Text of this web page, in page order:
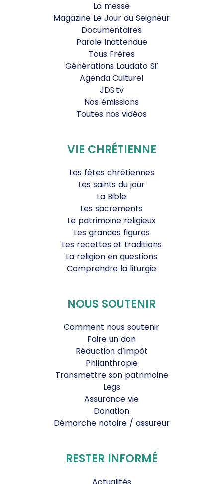
La messe
Magazine Le Jour du Seigneur
Documentaires
Parole Inattendue
Tous Frères
Générations Laudato Si’
Agenda Culturel
JDS.tv
Nos émissions
Toutes nos vidéos
VIE CHRÉTIENNE
Les fêtes chrétiennes
Les saints du jour
La Bible
Les sacrements
Le patrimoine religieux
Les grandes figures
Les recettes et traditions
La religion en questions
Comprendre la liturgie
NOUS SOUTENIR
Comment nous soutenir
Faire un don
Réduction d’impôt
Philanthropie
Transmettre son patrimoine
Legs
Assurance vie
Donation
Démarche notaire / assureur
RESTER INFORMÉ